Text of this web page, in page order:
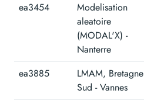
ea3454
Modelisation
aleatoire
(MODAL'X) -
Nanterre
ea3885
LMAM, Bretagne
Sud - Vannes